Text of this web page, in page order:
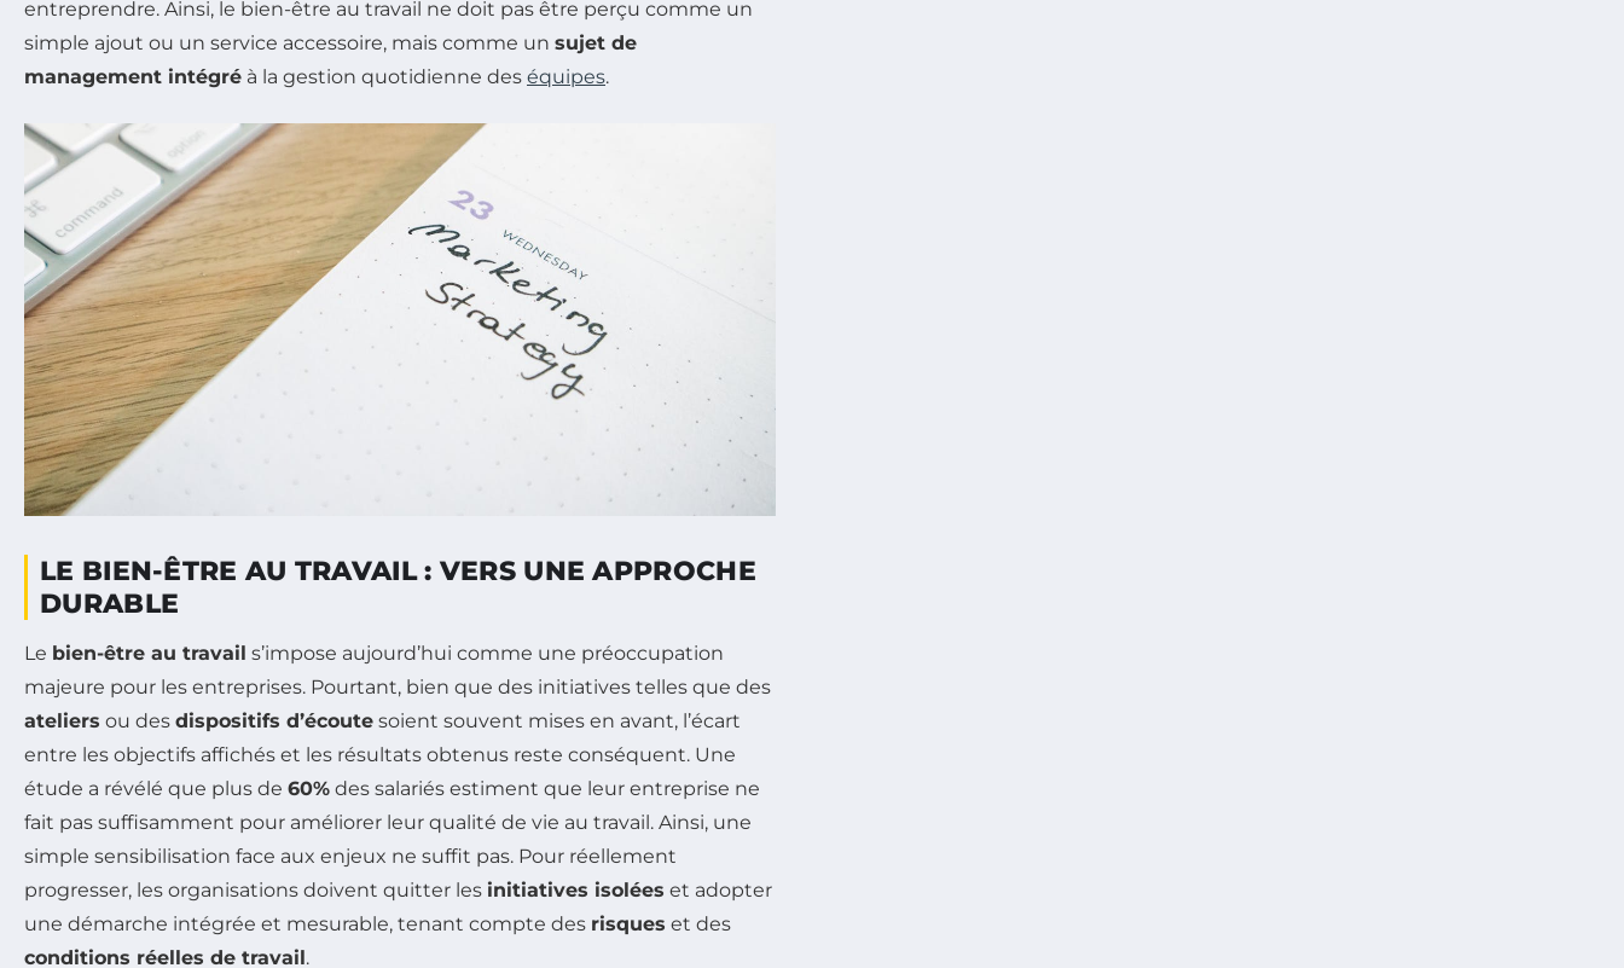
entreprendre. Ainsi, le bien-être au travail ne doit pas être perçu comme un
simple ajout ou un service accessoire, mais comme un sujet de
management intégré à la gestion quotidienne des équipes.
LE BIEN-ÊTRE AU TRAVAIL : VERS UNE APPROCHE
DURABLE
Le bien-être au travail s’impose aujourd’hui comme une préoccupation
majeure pour les entreprises. Pourtant, bien que des initiatives telles que des
ateliers ou des dispositifs d’écoute soient souvent mises en avant, l’écart
entre les objectifs affichés et les résultats obtenus reste conséquent. Une
étude a révélé que plus de 60% des salariés estiment que leur entreprise ne
fait pas suffisamment pour améliorer leur qualité de vie au travail. Ainsi, une
simple sensibilisation face aux enjeux ne suffit pas. Pour réellement
progresser, les organisations doivent quitter les initiatives isolées et adopter
une démarche intégrée et mesurable, tenant compte des risques et des
conditions réelles de travail.